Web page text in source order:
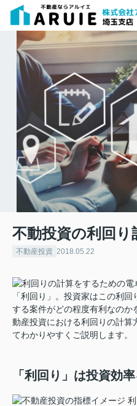
不動投資の利回り
不動産投資 2018.05.22
「利回り」。投資家はこの利
する案件がどの程度有利なのか
動産投資における利回りの計
てわかりやすくご説明します。
「利回り」は投資効